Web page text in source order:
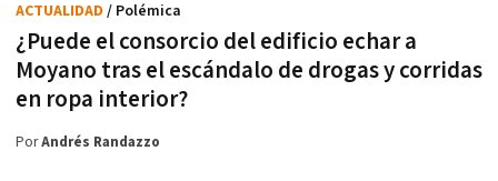
¿Puede el consorcio del edificio echar a
Moyano tras el escándalo de drogas y corridas
en ropa interior?
ACTUALIDAD / Polémica
PorAndrés Randazzo